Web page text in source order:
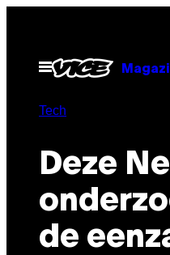
Open
menu
Tech
Deze
de